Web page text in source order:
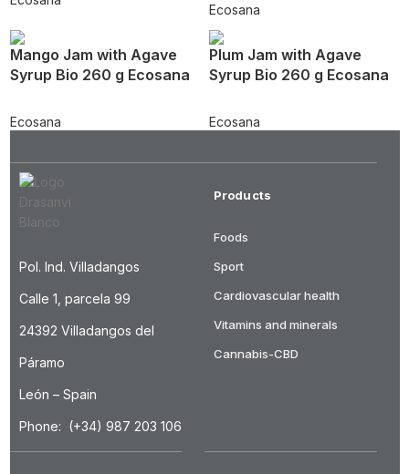
Ecosana
Mango Jam with Agave
Syrup Bio 260 g Ecosana
Ecosana
Plum Jam with Agave
Syrup Bio 260 g Ecosana
Ecosana
Pol. Ind. Villadangos
Calle 1, parcela 99
24392 Villadangos del
Páramo
León – Spain
Phone: (+34) 987 203 106
Products
Foods
Sport
Cardiovascular health
Vitamins and minerals
Cannabis-CBD